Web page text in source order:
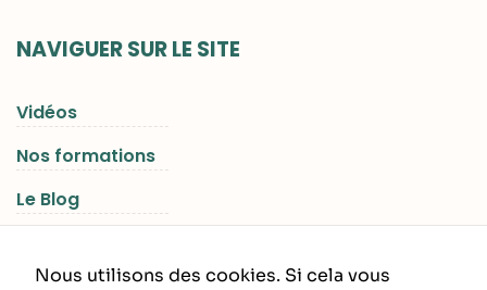
NAVIGUER SUR LE SITE
Vidéos
Nos formations
Le Blog
Nous utilisons des cookies. Si cela vous